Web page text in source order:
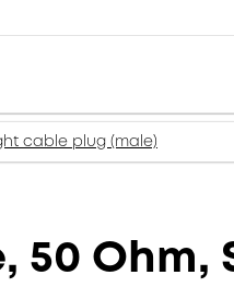
cable plug (male)
50